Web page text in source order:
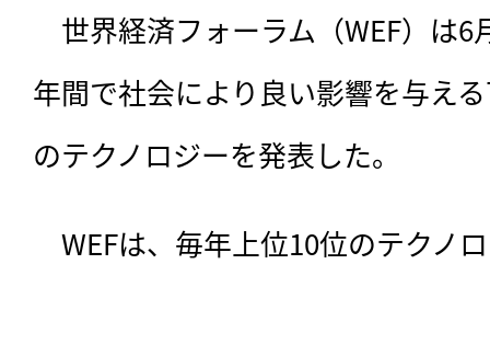
世界経済フォーラム（WEF）は6
年間で社会により良い影響を与え
のテクノロジーを発表した。
WEFは、毎年上位10位のテクノ